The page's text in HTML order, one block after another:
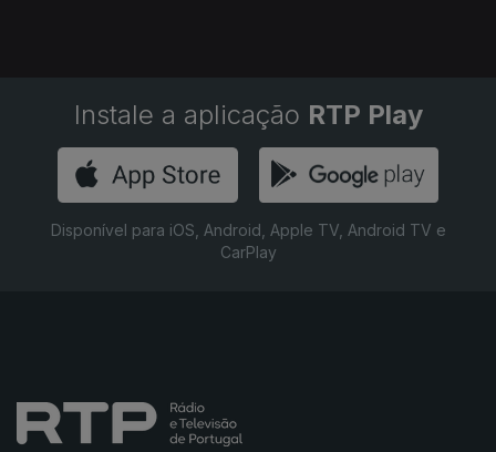
Instale a aplicação RTP Play
Disponível para iOS, Android, Apple TV, Android TV e
CarPlay